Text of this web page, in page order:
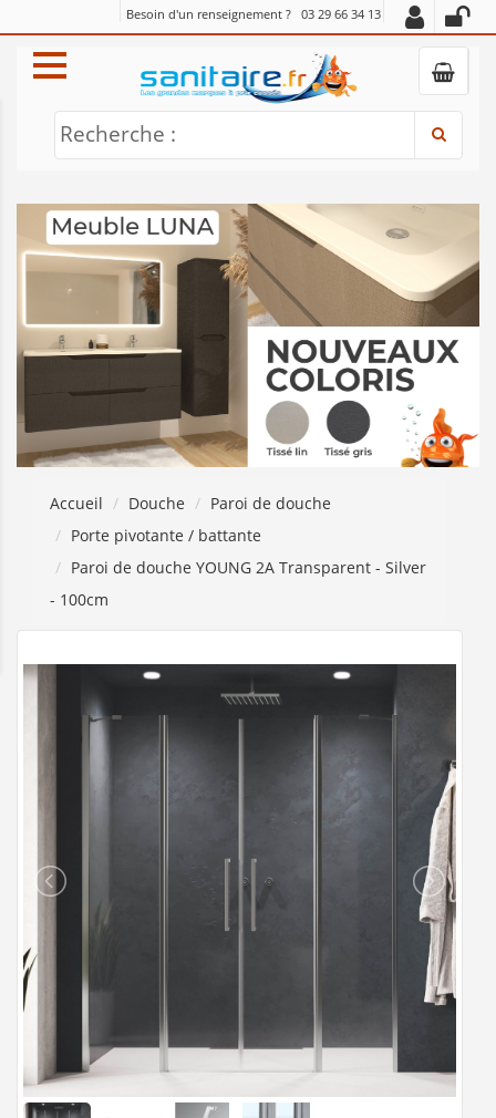
Besoin d'un renseignement ? 03 29 66 34 13
Recherche :
Accueil Douche
Paroi de douche
Porte pivotante / battante
Paroi de douche YOUNG 2A Transparent - Silver
- 100cm